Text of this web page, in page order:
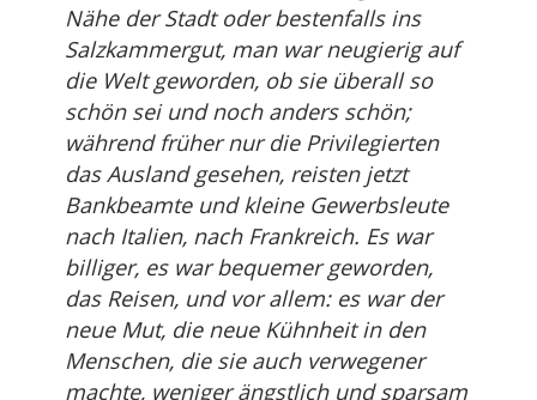
Nähe der Stadt oder bestenfalls ins
Salzkammergut, man war neugierig auf
die Welt geworden, ob sie überall so
schön sei und noch anders schön;
während früher nur die Privilegierten
das Ausland gesehen, reisten jetzt
Bankbeamte und kleine Gewerbsleute
nach Italien, nach Frankreich. Es war
billiger, es war bequemer geworden,
das Reisen, und vor allem: es war der
neue Mut, die neue Kühnheit in den
Menschen, die sie auch verwegener
machte, weniger ängstlich und sparsam